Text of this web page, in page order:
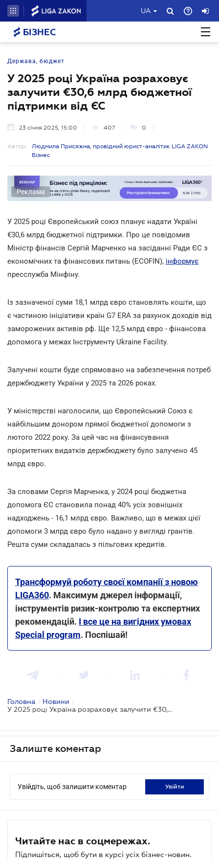
UA
БІЗНЕС
Держава, бюджет
У 2025 році Україна розраховує
залучити €30,6 млрд бюджетної
підтримки від ЄС
23 січня 2025, 15:00 407 0
Автор:
Людмила Присяжна, провідний юрист-аналітик LIGA ZAKON
Бізнес
Реклама
У 2025 році Європейський союз планує надати Україні
€30,6 млрд бюджетної підтримки. Про це повідомив
Міністр фінансів Сергій Марченко на засіданні Ради ЄС з
економічних та фінансових питань (ECOFIN), інформує
пресслужба Мінфіну.
Із зазначеної суми 18,1 млрд євро становлять кошти, що
є частиною ініціативи країн G7 ERA за рахунок доходів від
заморожених активів рф. Ще 12,5 млрд євро - фінансова
допомога у межах Інструменту Ukraine Facility.
Залучені кошти буде спрямовано на забезпечення потреб
держбюджету України у 2025 та 2026 роках.
У міністерстві наголосили, що Європейський Союз є
найбільшим донором прямої бюджетної допомоги з
лютого 2022 року. За цей час на фінансування
пріоритетних видатків держбюджету було залучено 45
млрд євро.
За словами Сергія Марченка, у 2024 році бюджетна
допомога ЄС становила понад 40% усіх зовнішніх
надходжень - 16,1 млрд євро. Важливо, що в межах цієї
допомоги 3 млрд євро було надано у вигляді грантів.
Решта суми складалась з пільгових кредитів.
Трансформуй роботу своєї компанії з новою
LIGA360. Максимум джерел інформації,
інструментів ризик-контролю та експертних
рекомендацій. І все це на вигідних умовах
Special program. Поспішай!
Головна / Новини /
У 2025 році Україна розраховує залучити €30,6 млрд бюджетної підтримки від ЄС
Залиште коментар
Увійдіть, щоб залишити коментар увійти
Читайте нас в соцмережах.
Підпишіться, щоб бути в курсі усіх бізнес-новин.